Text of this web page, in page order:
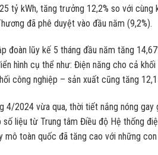
tỷ kWh, tăng trưởng 12,2% so với
đã phê duyệt vào đầu năm (9,2%).
đoàn lũy kế 5 tháng đầu năm tăng
hình cụ thể như: Điện năng cho cả
công nghiệp – sản xuất cũng tăng
4/2024 vừa qua, thời tiết nắng nóng
liệu từ Trung tâm Điều độ Hệ thống
mô toàn quốc đã tăng cao với những